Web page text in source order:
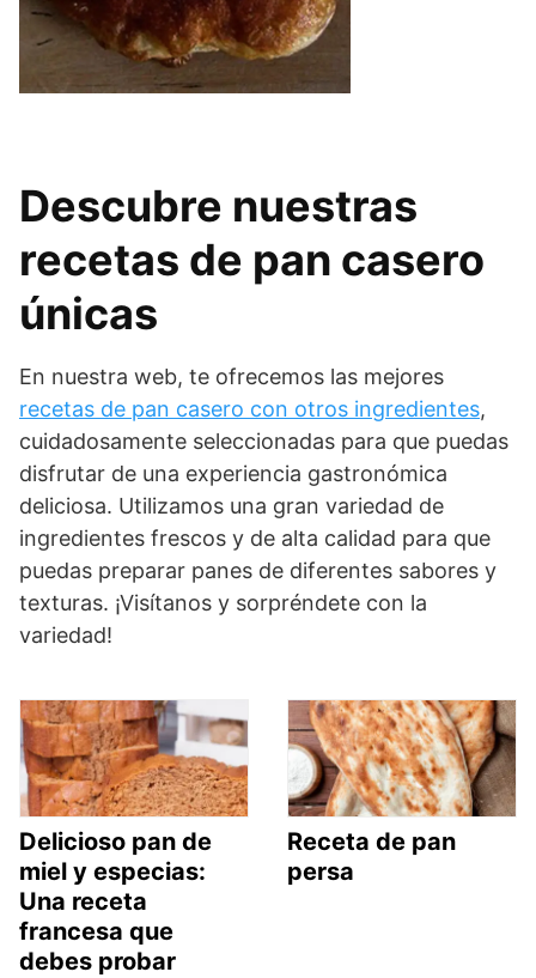
Descubre nuestras
recetas de pan casero
únicas
En nuestra web, te ofrecemos las mejores
recetas de pan casero con otros ingredientes,
cuidadosamente seleccionadas para que puedas
disfrutar de una experiencia gastronómica
deliciosa. Utilizamos una gran variedad de
ingredientes frescos y de alta calidad para que
puedas preparar panes de diferentes sabores y
texturas. ¡Visítanos y sorpréndete con la
variedad!
Delicioso pan de
miel y especias:
Una receta
francesa que
debes probar
Receta de pan
persa